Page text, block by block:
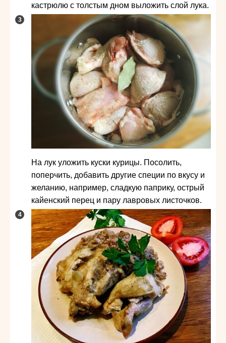
кастрюлю с толстым дном выложить слой лука.
На лук уложить куски курицы. Посолить,
поперчить, добавить другие специи по вкусу и
желанию, например, сладкую паприку, острый
кайенский перец и пару лавровых листочков.